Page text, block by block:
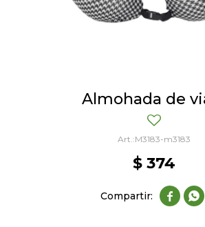
Almohada de
M3183-m3183
$ 374
 